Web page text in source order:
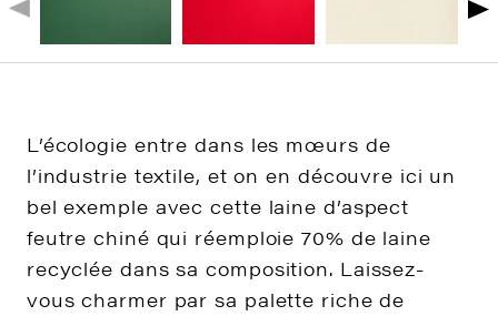
L’écologie entre dans les mœurs de
l’industrie textile, et on en découvre ici un
bel exemple avec cette laine d’aspect
feutre chiné qui réemploie 70% de laine
recyclée dans sa composition. Laissez-
vous charmer par sa palette riche de